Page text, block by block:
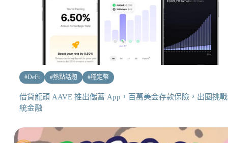
#DeFi #熱點話題 #穩定幣
借貸龍頭 AAVE 推出儲蓄 App，百萬美金存款保險，出圈挑
統金融